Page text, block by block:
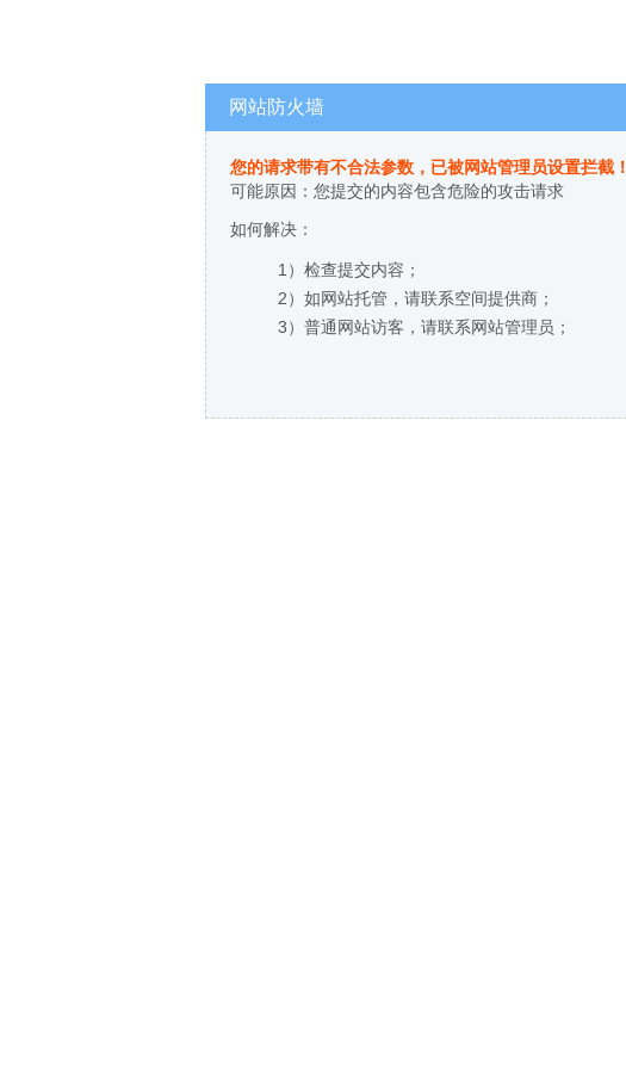
网站防火墙
您的请求带有不合法参数，已被网站管理员设置拦截！
可能原因：您提交的内容包含危险的攻击请求
如何解决：
1）检查提交内容；
2）如网站托管，请联系空间提供商；
3）普通网站访客，请联系网站管理员；